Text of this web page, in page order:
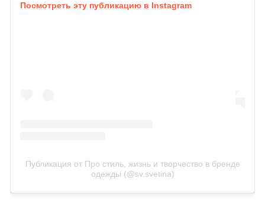
Посмотреть эту публикацию в Instagram
Публикация от Про стиль, жизнь и творчество в бренде
одежды (@sv.svetina)